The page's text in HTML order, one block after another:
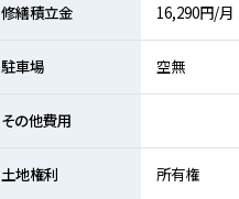
修繕積立金 16,290円/月
駐車場 空無
その他費用
土地権利 所有権